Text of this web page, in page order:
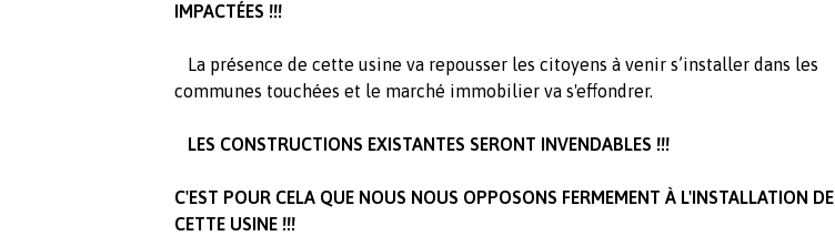
IMPACTÉES !!!
La présence de cette usine va repousser les citoyens à venir s’installer dans les
communes touchées et le marché immobilier va s'effondrer.
LES CONSTRUCTIONS EXISTANTES SERONT INVENDABLES !!!
C'EST POUR CELA QUE NOUS NOUS OPPOSONS FERMEMENT À L'INSTALLATION DE
CETTE USINE !!!